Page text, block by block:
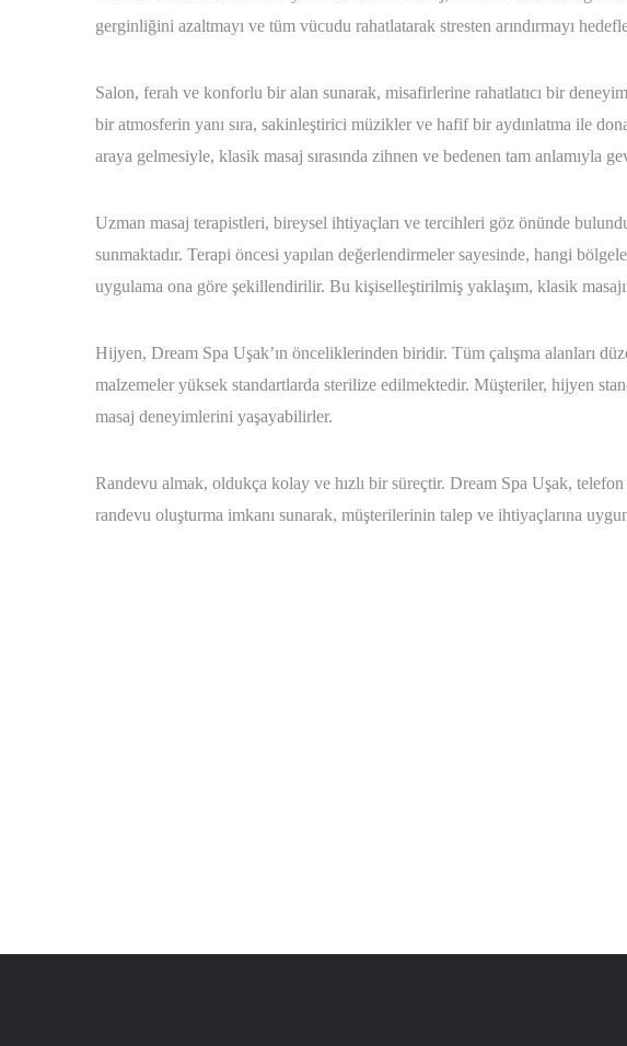
gerginliğini azaltmayı ve tüm vücudu rahatlatarak stresten arındırmayı
Salon, ferah ve konforlu bir alan sunarak, misafirlerine rahatlatıcı bir
bir atmosferin yanı sıra, sakinleştirici müzikler ve hafif bir aydınlatma ile
araya gelmesiyle, klasik masaj sırasında zihnen ve bedenen tam anlamıyla
Uzman masaj terapistleri, bireysel ihtiyaçları ve tercihleri göz önünde
sunmaktadır. Terapi öncesi yapılan değerlendirmeler sayesinde, hangi
uygulama ona göre şekillendirilir. Bu kişiselleştirilmiş yaklaşım, klasik
Hijyen, Dream Spa Uşak’ın önceliklerinden biridir. Tüm çalışma alanları
malzemeler yüksek standartlarda sterilize edilmektedir. Müşteriler, hijyen
masaj deneyimlerini yaşayabilirler.
Randevu almak, oldukça kolay ve hızlı bir süreçtir. Dream Spa Uşak,
randevu oluşturma imkanı sunarak, müşterilerinin talep ve ihtiyaçlarına